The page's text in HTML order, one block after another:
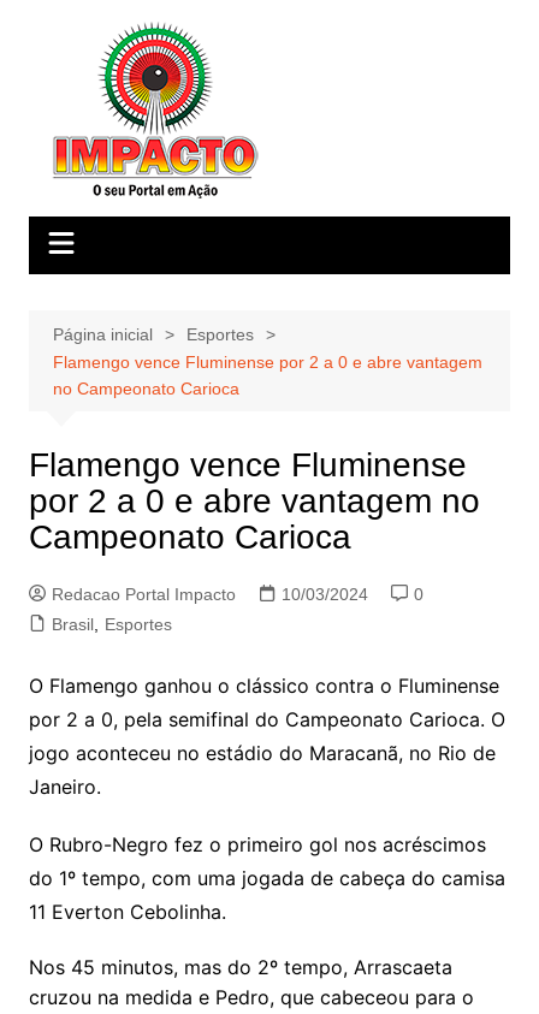
Página inicial
Esportes
Flamengo vence Fluminense por 2 a 0 e abre vantagem
no Campeonato Carioca
Flamengo vence Fluminense
por 2 a 0 e abre vantagem no
Campeonato Carioca
Redacao Portal Impacto 10/03/2024
0
Brasil, Esportes
O Flamengo ganhou o clássico contra o Fluminense
por 2 a 0, pela semifinal do Campeonato Carioca. O
jogo aconteceu no estádio do Maracanã, no Rio de
Janeiro.
O Rubro-Negro fez o primeiro gol nos acréscimos
do 1º tempo, com uma jogada de cabeça do camisa
11 Everton Cebolinha.
Nos 45 minutos, mas do 2º tempo, Arrascaeta
cruzou na medida e Pedro, que cabeceou para o